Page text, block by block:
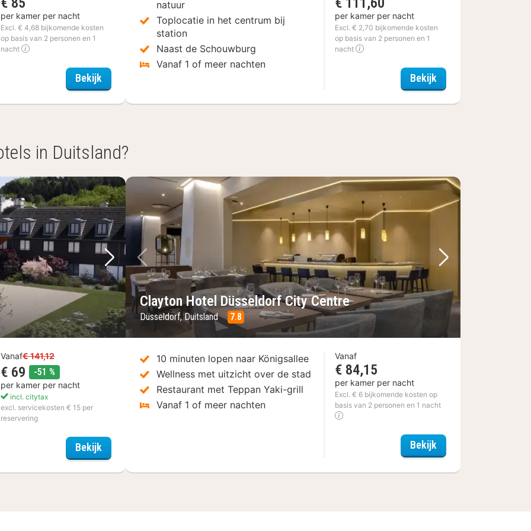
per kamer per nacht
Excl. € 4,68 bijkomende kosten
op basis van 2 personen en 1
nacht
Bekijk
natuur
Toplocatie in het centrum bij
station
Naast de Schouwburg
Vanaf 1 of meer nachten
per kamer per nacht
Excl. € 2,70 bijkomende kosten
op basis van 2 personen en 1
nacht
BekijkLeonardo Hotel
in Duitsland?
Volgende foto
Vanaf€ 141,12
€ 69 -51 %korting
per kamer per nacht
incl. citytax
excl. servicekosten € 15 per
reservering
Bekijk
Vorige foto
Volgende foto
Clayton Hotel Düsseldorf City Centre
Düsseldorf, Duitsland 7.8
10 minuten lopen naar Königsallee
Wellness met uitzicht over de stad
Restaurant met Teppan Yaki-grill
Vanaf 1 of meer nachten
Vanaf
€ 84,15
per kamer per nacht
Excl. € 6 bijkomende kosten op
basis van 2 personen en 1 nacht
BekijkClayton Hotel